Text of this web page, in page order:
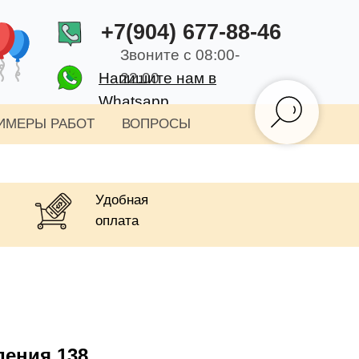
+7(904) 677-88-46
Звоните с 08:00-
22:00
Напишите нам в
Whatsapp
РАБОТ ВОПРОСЫ
Удобная
оплата